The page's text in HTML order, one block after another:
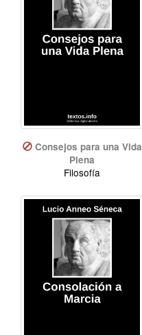
Consejos para una Vida
Plena
Filosofía